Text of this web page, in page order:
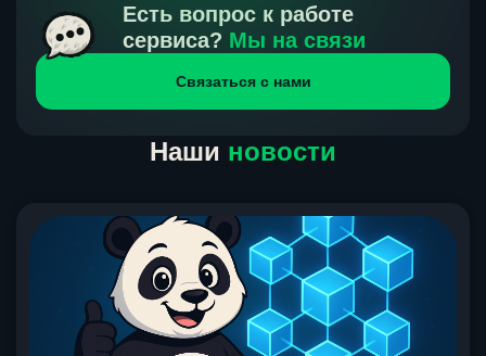
получения нами средств от тебя, а на другой части
направлений курс, указанный на сайте, является
окончательным. Если сомневаешься, напиши в онлайн-
чат на сайте, мы поможем разобраться.
Есть вопрос к работе
сервиса? Мы на связи
Связаться с нами
Наши новости